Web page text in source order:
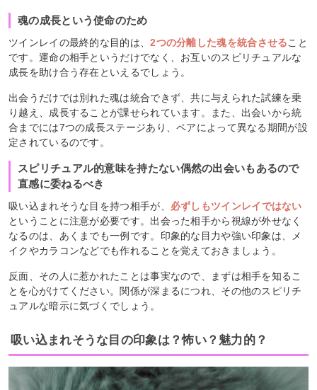
魂の成長という使命のため
ツインレイの最終的な目的は、2つの分離した魂を統合させること
です。運命の相手というだけでなく、お互いのスピリチュアルな
成長を助け合う存在といえるでしょう。
出会うだけでは別れた魂は統合できず、共に与えられた試練を乗
り越え、成長することが課せられています。また、出会いから統
合までには7つの成長ステージあり、ペアによって異なる期間が設
定されているのです。
スピリチュアル的意味を持たない偶然の出会いもあるので
直感に委ねるべき
吸い込まれそうな目を持つ相手が、 必ずしもツインレイではない
ということに注意が必要です。出会った相手から視線が外せなく
なるのは、あくまでも一例です。印象的な目力や強い印象は、メ
イクやカラコンなどでも作れることを覚えておきましょう。
反面、その人に惹かれたことは事実なので、まずは相手を知るこ
とを心がけてください。関係が深まるにつれ、その他のスピリチ
ュアルな暗示に気づくでしょう。
吸い込まれそうな目の印象は？怖い？魅力的？